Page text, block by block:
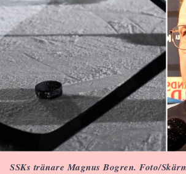
SSKs tränare Magnus Bogren. Foto/